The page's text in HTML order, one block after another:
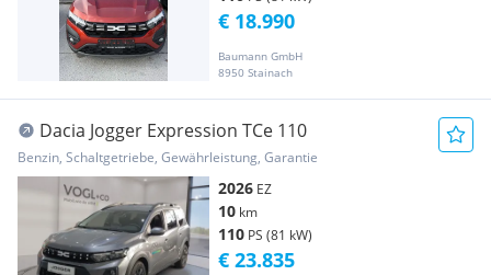
Baumann GmbH
8950 Stainach
€ 18.990
Dacia Jogger Expression TCe 110
Benzin, Schaltgetriebe, Gewährleistung, Garantie
2026 EZ
10 km
110 PS (81 kW)
€ 23.835